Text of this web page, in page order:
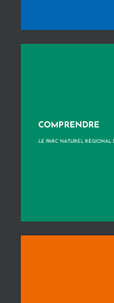
COMPRENDRE
LE PARC NATUREL RÉGIONAL